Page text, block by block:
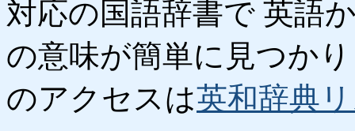
対応の国語辞書で 英語
の意味が簡単に見つか
のアクセスは英和辞典